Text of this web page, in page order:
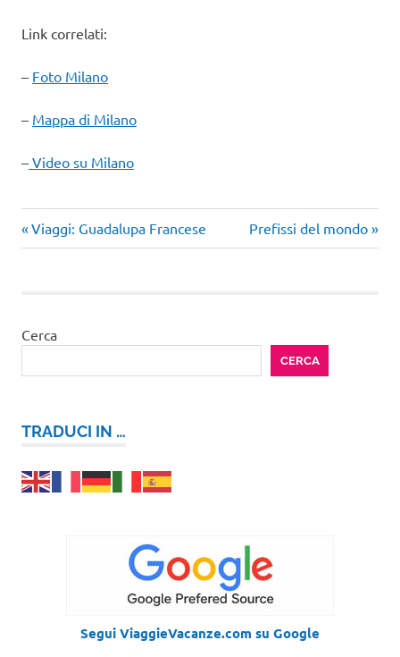
Link correlati:
– Foto Milano
– Mappa di Milano
– Video su Milano
Navigazione
Articolo
precedente:
Viaggi: Guadalupa Francese
Articolo
successivo:
Prefissi del mondo
Cerca
CERCA
TRADUCI IN …
Segui ViaggieVacanze.com su Google